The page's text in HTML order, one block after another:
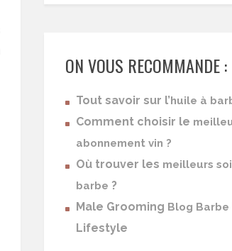
ON VOUS RECOMMANDE :
Tout savoir sur l’huile à
Comment choisir le
abonnement vin ?
Où trouver les meilleurs
barbe ?
Male Grooming Blog Barbe
Lifestyle